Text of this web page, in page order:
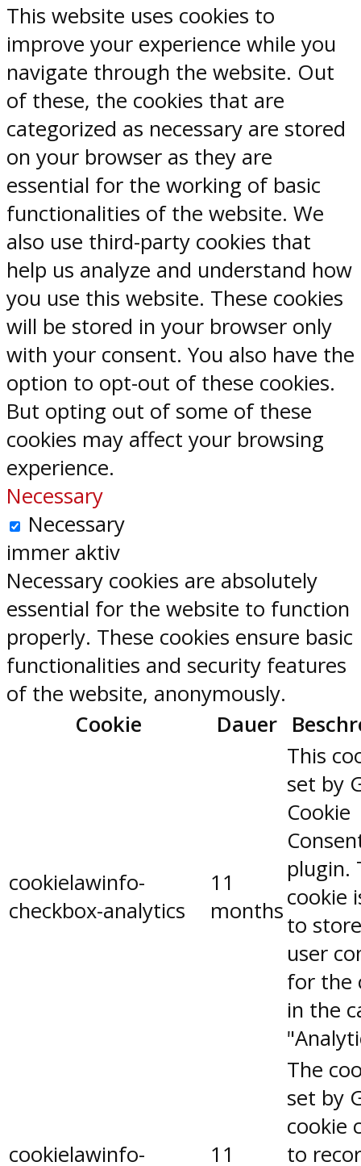
This website uses cookies to
improve your experience while you
navigate through the website. Out
of these, the cookies that are
categorized as necessary are stored
on your browser as they are
essential for the working of basic
functionalities of the website. We
also use third-party cookies that
help us analyze and understand how
you use this website. These cookies
will be stored in your browser only
with your consent. You also have the
option to opt-out of these cookies.
But opting out of some of these
cookies may affect your browsing
experience.
Necessary
Necessary
immer aktiv
Necessary cookies are absolutely
essential for the website to function
properly. These cookies ensure basic
functionalities and security features
of the website, anonymously.
Cookie
Dauer
cookielawinfo-
checkbox-analytics
11
months
This
set by
Cookie
plugin.
cookie
to
user
for the
in the
cookielawinfo-
11
The
set by
cookie
to